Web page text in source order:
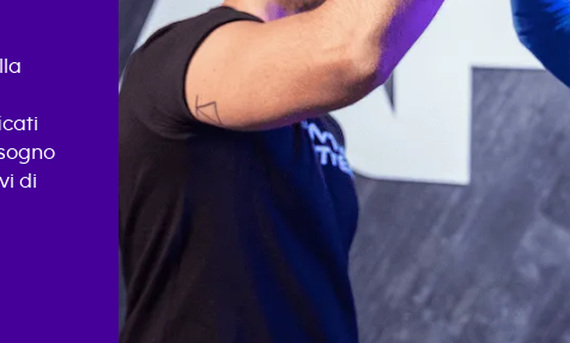
di